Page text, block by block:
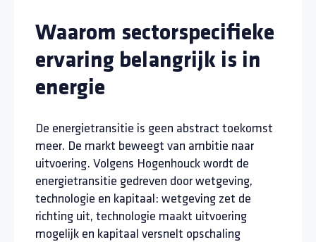
Waarom sectorspecifieke
ervaring belangrijk is in
energie
De energietransitie is geen abstract toekomst
meer. De markt beweegt van ambitie naar
uitvoering. Volgens Hogenhouck wordt de
energietransitie gedreven door wetgeving,
technologie en kapitaal: wetgeving zet de
richting uit, technologie maakt uitvoering
mogelijk en kapitaal versnelt opschaling